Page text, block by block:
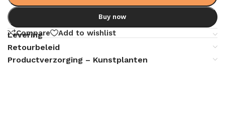
Buy now
Compare Add to wishlist
Levering
Retourbeleid
Productverzorging – Kunstplanten